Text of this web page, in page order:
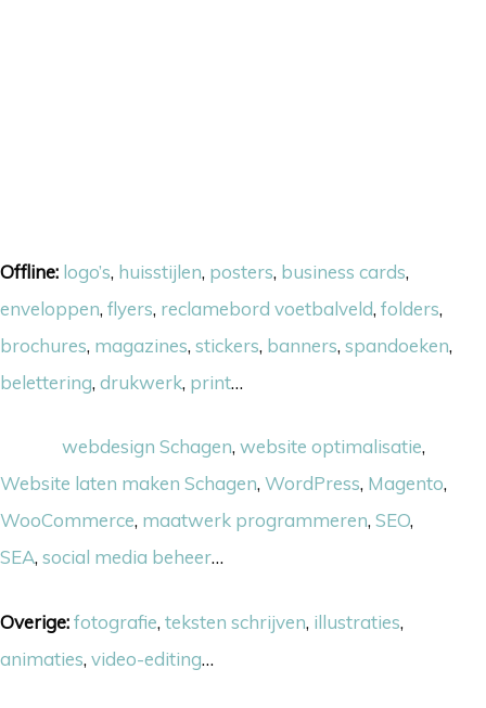
Offline: logo’s, huisstijlen, posters, business cards,
enveloppen, flyers, reclamebord voetbalveld, folders,
brochures, magazines, stickers, banners, spandoeken,
belettering, drukwerk, print…
webdesign Schagen, website optimalisatie,
Website laten maken Schagen, WordPress, Magento,
WooCommerce, maatwerk programmeren, SEO,
SEA, social media beheer…
Overige:fotografie, teksten schrijven, illustraties,
animaties, video-editing…